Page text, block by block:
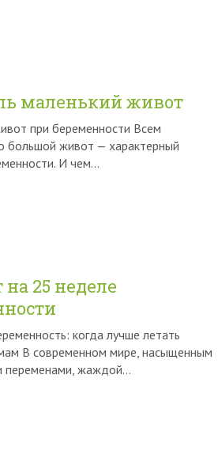
маленький живот
при беременности Всем
большой живот — характерный
И чем…
на 25 неделе
когда лучше летать
В современном мире, насыщенным
переменами, жаждой…